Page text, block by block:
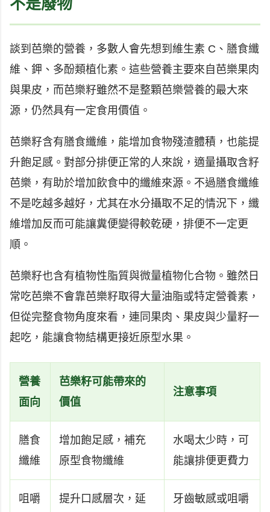
不是廢物
談到芭樂的營養，多數人會先想到維生素 C、膳食纖
維、鉀、多酚類植化素。這些營養主要來自芭樂果肉
與果皮，而芭樂籽雖然不是整顆芭樂營養的最大來
源，仍然具有一定食用價值。
芭樂籽含有膳食纖維，能增加食物殘渣體積，也能提
升飽足感。對部分排便正常的人來說，適量攝取含籽
芭樂，有助於增加飲食中的纖維來源。不過膳食纖維
不是吃越多越好，尤其在水分攝取不足的情況下，纖
維增加反而可能讓糞便變得較乾硬，排便不一定更
順。
芭樂籽也含有植物性脂質與微量植物化合物。雖然日
常吃芭樂不會靠芭樂籽取得大量油脂或特定營養素，
但從完整食物角度來看，連同果肉、果皮與少量籽一
起吃，能讓食物結構更接近原型水果。
營養
面向
芭樂籽可能帶來的
價值
注意事項
膳食
纖維
增加飽足感，補充
原型食物纖維
水喝太少時，可
能讓排便更費力
咀嚼
提升口感層次，延
牙齒敏感或咀嚼